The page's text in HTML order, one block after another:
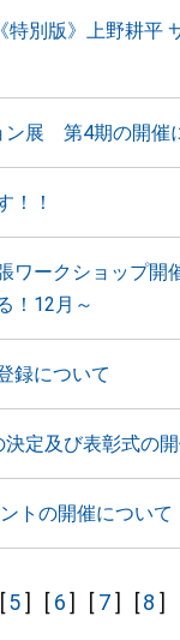
特別版》上野耕平
ン展 第4期の開催
！！
ワークショップ開
！12月～
録について
定及び表彰式の
トの開催について
[5] [ 6] [ 7] [8]